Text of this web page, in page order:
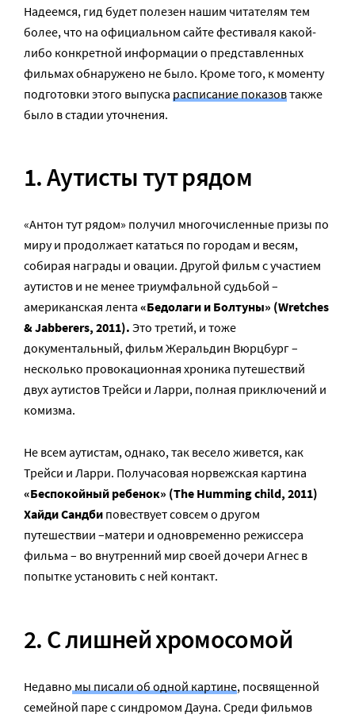
Надеемся, гид будет полезен нашим читателям тем
более, что на официальном сайте фестиваля какой-
либо конкретной информации о представленных
фильмах обнаружено не было. Кроме того, к моменту
подготовки этого выпуска расписание показовтакже
было в стадии уточнения.
1. Аутисты тут рядом
«Антон тут рядом» получил многочисленные призы по
миру и продолжает кататься по городам и весям,
собирая награды и овации. Другой фильм с участием
аутистов и не менее триумфальной судьбой –
американская лента «Бедолаги и Болтуны» (Wretches
& Jabberers, 2011). Это третий, и тоже
документальный, фильм Жеральдин Вюрцбург –
несколько провокационная хроника путешествий
двух аутистов Трейси и Ларри, полная приключений и
комизма.
Не всем аутистам, однако, так весело живется, как
Трейси и Ларри. Получасовая норвежская картина
«Беспокойный ребенок» (The Humming child, 2011)
Хайди Сандби повествует совсем о другом
путешествии –матери и одновременно режиссера
фильма – во внутренний мир своей дочери Агнес в
попытке установить с ней контакт.
2. С лишней хромосомой
Недавно мы писали об одной картине, посвященной
семейной паре с синдромом Дауна. Среди фильмов